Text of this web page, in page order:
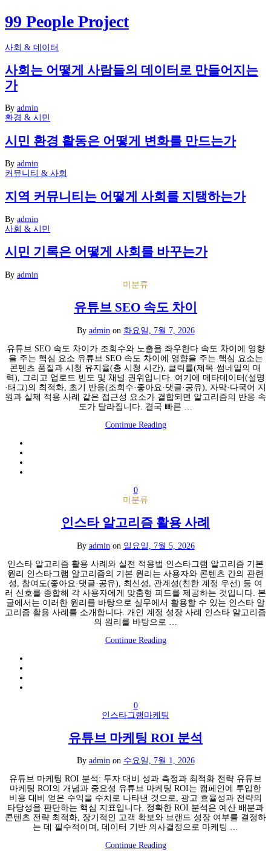
99 People Project
사회 & 데이터
사회는 어떻게 사람들의 데이터로 만들어지는
가
By admin
환경 & 시민
시민 환경 활동은 어떻게 변화를 만드는가
By admin
커뮤니티 & 사회
지역 커뮤니티는 어떻게 사회를 지탱하는가
By admin
사회 & 시민
시민 기록은 어떻게 사회를 바꾸는가
By admin
미분류
유튜브 SEO 속도 차이
By admin on 화요일, 7월 7, 2026
유튜브 SEO 속도 차이가 조회수와 노출을 좌우한다 속도 차이에 영향
을 주는 핵심 요소 유튜브 SEO 속도 차이에 영향을 주는 핵심 요소는
콘텐츠 품질과 시청 유지율(총 시청 시간), 클릭률(제목·썸네일의 매
력), 그리고 업로드 빈도 및 채널 권위입니다. 여기에 메타데이터(설명
·태그)의 최적화, 초기 반응(조회수·좋아요·댓글·공유), 자막·다국어 지
원과 실제 적용 사례 같은 접근성 요소가 결합되면 알고리즘의 반응 속
도가 달라집니다. 결국 빠른 …
Continue Reading
0
미분류
인스타 알고리즘 활용 사례
By admin on 일요일, 7월 5, 2026
인스타 알고리즘 활용 사례와 실전 적용법 인스타그램 알고리즘 기본
원리 인스타그램 알고리즘의 기본 원리는 사용자와 콘텐츠 간의 관련
성, 참여도(좋아요·댓글·공유), 최신성, 관계성(친한 계정 우선) 등 여
러 신호를 종합해 각 사용자에게 맞춤형 피드를 제공하는 것입니다. 본
글에서는 이러한 원리를 바탕으로 실무에서 활용할 수 있는 인스타 알
고리즘 활용 사례를 소개합니다. 개인 계정 성장 사례 인스타 알고리즘
의 원리를 바탕으로 …
Continue Reading
0
인스타그램마케팅
유튜브 마케팅 ROI 분석
By admin on 수요일, 7월 1, 2026
유튜브 마케팅 ROI 분석: 투자 대비 성과 측정과 최적화 전략 유튜브
마케팅 ROI의 개념과 중요성 유튜브 마케팅 ROI는 캠페인에 투입한
비용 대비 얻은 수익을 수치로 나타낸 것으로, 광고 효율성과 전략의
타당성을 판단하는 핵심 지표입니다. 정확한 ROI 분석은 예산 배분과
콘텐츠 전략 최적화, 장기적인 고객 확보와 브랜드 성장 여부를 결정하
는 데 필수적이며, 데이터 기반 의사결정으로 마케팅 …
Continue Reading